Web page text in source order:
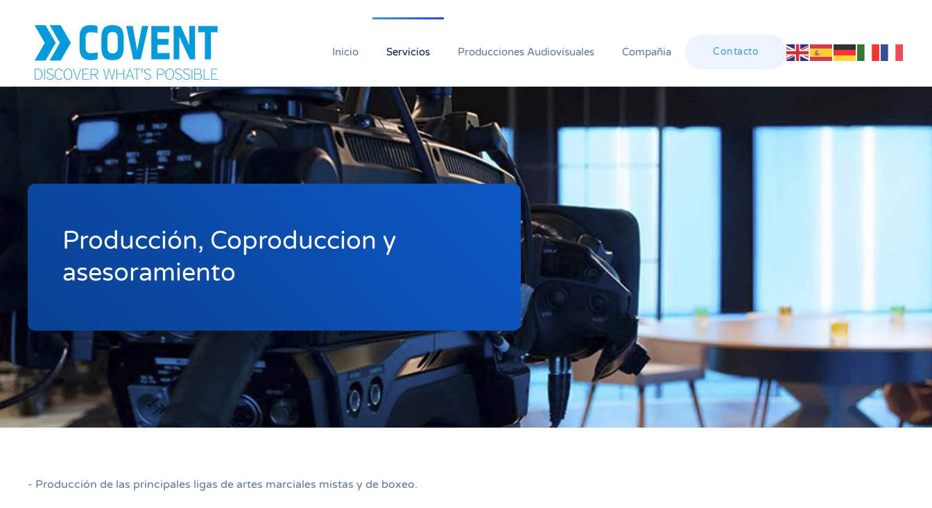
Skip to main content
Inicio Servicios Producciones Audiovisuales Compañia Contacto
Producción, Coproduccion y
asesoramiento
- Producción de las principales ligas de artes marciales mistas y de boxeo.